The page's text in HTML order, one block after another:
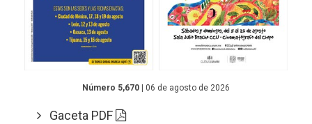
Número 5,670 | 06 de agosto de 2026
Gaceta PDF